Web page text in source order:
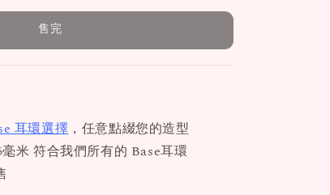
售完
耳環選擇 ，任意點綴您的造型
米 符合我們所有的 Base耳環